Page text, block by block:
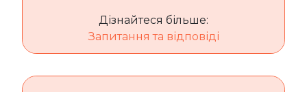
Дізнайтеся більше:
Запитання та відповіді